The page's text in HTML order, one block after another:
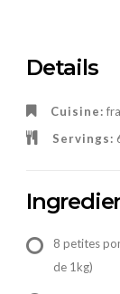
Details
Cuisine:
Servings:
8 petites
de 1kg)